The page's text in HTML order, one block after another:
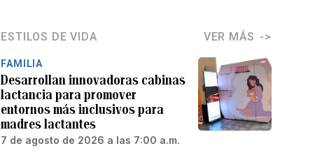
ESTILOS DE VIDA VER MÁS
FAMILIA
Desarrollan innovadoras cabinas
lactancia para promover
entornos más inclusivos para
madres lactantes
7 de agosto de 2026 a las 7:00 a.m.